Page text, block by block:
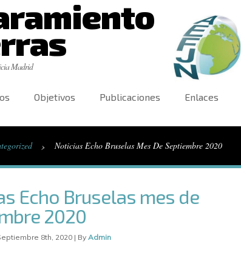
Madrid
Objetivos Publicaciones Enlaces
› Noticias Echo Bruselas Mes De Septiembre 2020
Echo Bruselas mes de
2020
8th, 2020 | By Admin